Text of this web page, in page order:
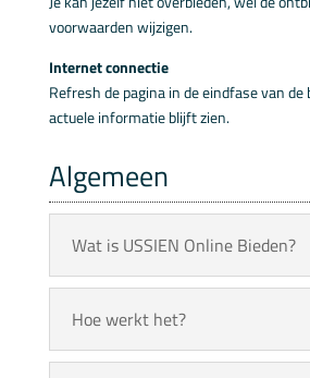
voorwaarden wijzigen.
Internet connectie
Refresh de pagina in de eindfase van de
actuele informatie blijft zien.
Algemeen
Wat is USSIEN Online Bieden?
Hoe werkt het?